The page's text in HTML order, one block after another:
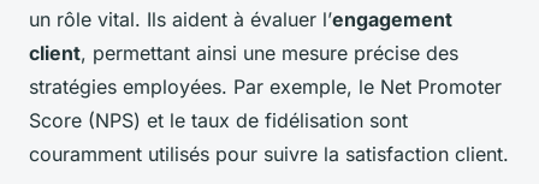
un rôle vital. Ils aident à évaluer l’engagement
client, permettant ainsi une mesure précise des
stratégies employées. Par exemple, le Net Promoter
Score (NPS) et le taux de fidélisation sont
couramment utilisés pour suivre la satisfaction client.